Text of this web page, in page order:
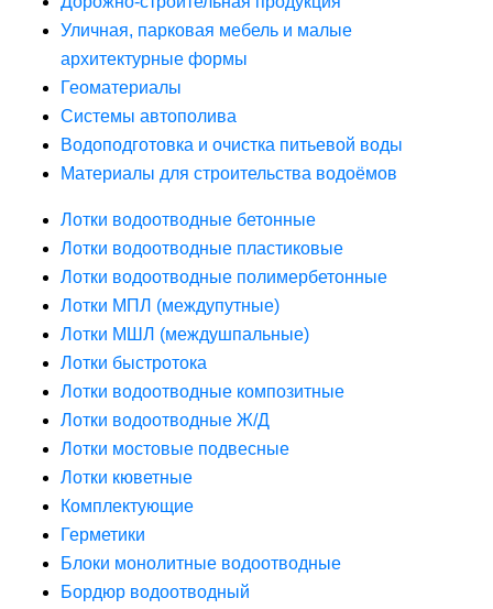
Уличная, парковая мебель и малые
архитектурные формы
Геоматериалы
Системы автополива
Водоподготовка и очистка питьевой воды
Материалы для строительства водоёмов
Лотки водоотводные бетонные
Лотки водоотводные пластиковые
Лотки водоотводные полимербетонные
Лотки МПЛ (междупутные)
Лотки МШЛ (междушпальные)
Лотки быстротока
Лотки водоотводные композитные
Лотки водоотводные Ж/Д
Лотки мостовые подвесные
Лотки кюветные
Комплектующие
Герметики
Блоки монолитные водоотводные
Бордюр водоотводный